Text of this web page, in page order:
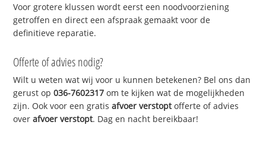
Voor grotere klussen wordt eerst een noodvoorziening
getroffen en direct een afspraak gemaakt voor de
definitieve reparatie.
Offerte of advies nodig?
Wilt u weten wat wij voor u kunnen betekenen? Bel ons dan
gerust op036-7602317 om te kijken wat de mogelijkheden
zijn. Ook voor een gratisafvoer verstoptofferte of advies
overafvoer verstopt. Dag en nacht bereikbaar!